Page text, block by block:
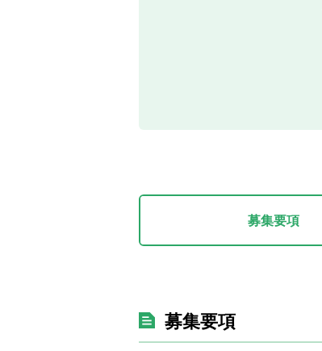
募集要項
募集要項